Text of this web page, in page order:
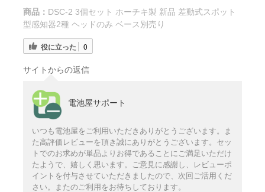
商品： DSC-2 3個セット ホーチキ製 新品 差動式スポット
型感知器2種 ヘッドのみ ベース別売り
役に立った 0
サイトからの返信
電池屋サポート
いつも電池屋をご利用いただきありがとうございます。ま
た高評価レビューを頂き誠にありがとうございます。セッ
トでのお求めが単品よりお得であることにご満足いただけ
たようで、嬉しく思います。ご意見に感謝し、レビューポ
イントを付与させていただきましたので、次回ご活用くだ
さい。またのご利用をお待ちしております。